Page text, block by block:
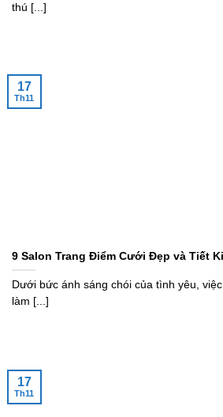
thú [...]
9 Salon Trang Điểm Cưới Đẹp và Tiết
Dưới bức ánh sáng chói của tình yêu,
làm [...]
17
Th11
17
Th11